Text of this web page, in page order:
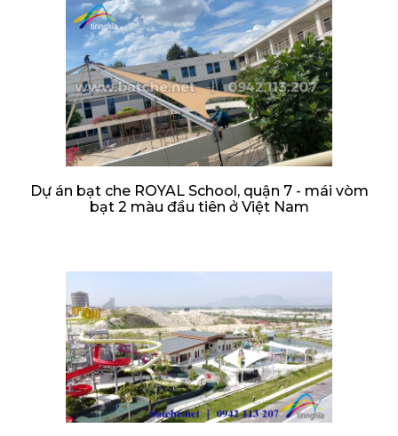
Dự án bạt che ROYAL School, quận 7 - mái vòm
bạt 2 màu đầu tiên ở Việt Nam